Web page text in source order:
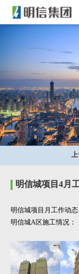
明信城项目4月
明信城项目月工作动态
明信城A区施工情况：